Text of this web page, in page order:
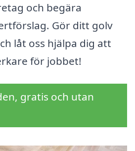
och begära
Gör ditt golv
låt oss hjälpa dig att
för jobbet!
gratis och utan